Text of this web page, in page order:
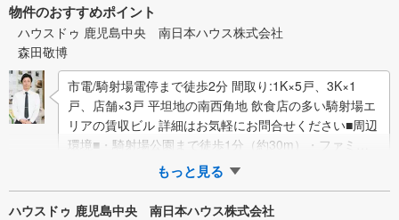
物件のおすすめポイント
ハウスドゥ 鹿児島中央 南日本ハウス株式会社
森田敬博
市電/騎射場電停まで徒歩2分 間取り:1K×5戸、3K×1
戸、店舗×3戸 平坦地の南西角地 飲食店の多い騎射場エ
リアの賃収ビル 詳細はお気軽にお問合せください■周辺
環境■・騎射場公園まで徒歩1分（約30m）・ファミリ
ーマート荒田二…もっと見る
ハウスドゥ 鹿児島中央 南日本ハウス株式会社